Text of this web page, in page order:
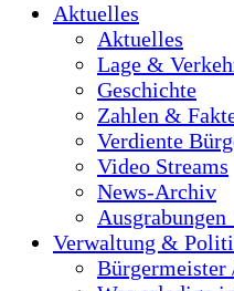
Aktuelles
Aktuelles
Lage &
Geschichte
Zahlen &
Verdiente
Video Streams
News-Archiv
Verwaltung &
Bürgermeister